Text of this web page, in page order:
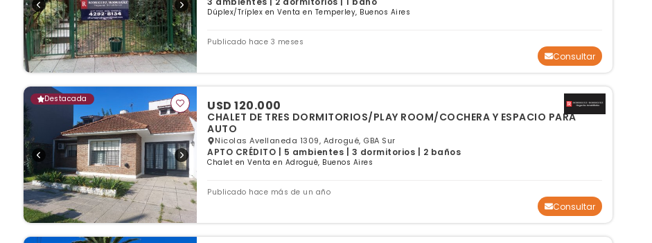
Dúplex/Tríplex en Venta en Temperley, Buenos Aires
Publicado hace 3 meses
Consultar
Destacada USD 120.000
CHALET DE TRES DORMITORIOS/PLAY ROOM/COCHERA Y ESPACIO PARA
AUTO
Nicolas Avellaneda 1309, Adrogué, GBA Sur
APTO CRÉDITO | 5 ambientes | 3 dormitorios | 2 baños
Chalet en Venta en Adrogué, Buenos Aires
Publicado hace más de un año
Consultar